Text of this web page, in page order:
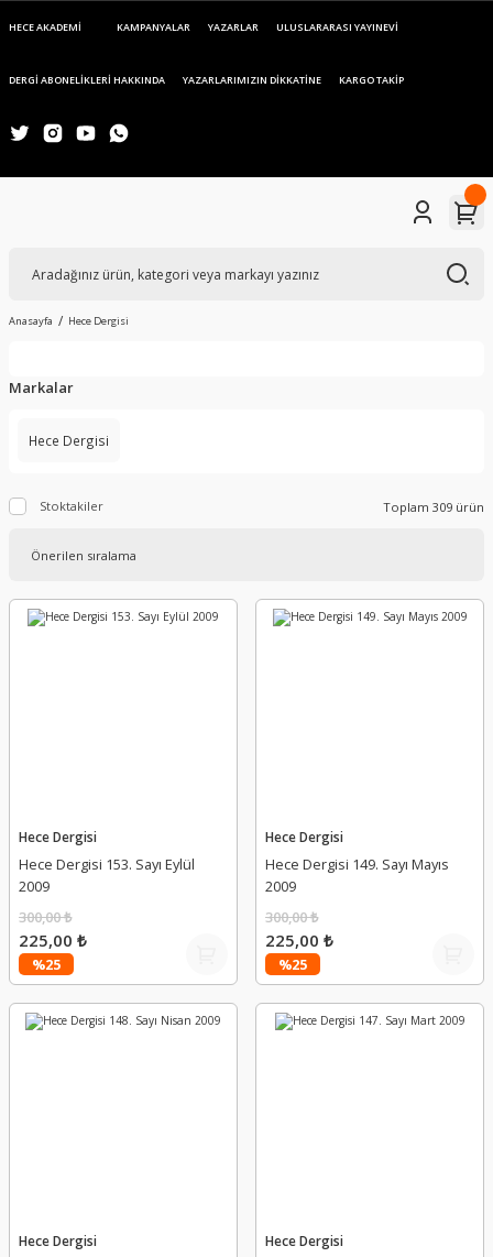
HECE AKADEMİ KAMPANYALAR YAZARLAR ULUSLARARASI YAYINEVİ
DERGİ ABONELİKLERİ HAKKINDA YAZARLARIMIZIN DİKKATİNE KARGO TAKİP
Anasayfa Hece Dergisi
Markalar
Hece Dergisi
Stoktakiler Toplam 309 ürün
Hece Dergisi
Hece Dergisi 153. Sayı Eylül
2009
%25
300,00 ₺
225,00 ₺
Hece Dergisi
Hece Dergisi 149. Sayı Mayıs
2009
%25
300,00 ₺
225,00 ₺
Hece Dergisi Hece Dergisi